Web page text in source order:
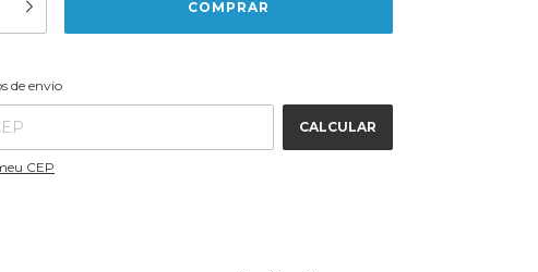
o CEP:
de envio
CALCULAR
CEP